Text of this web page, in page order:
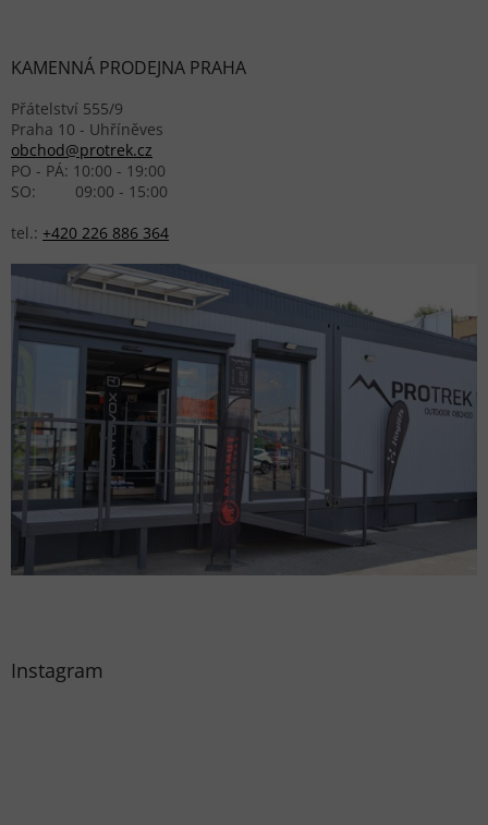
KAMENNÁ PRODEJNA PRAHA
Přátelství 555/9
Praha 10 - Uhříněves
obchod@protrek.cz
PO - PÁ: 10:00 - 19:00
SO: 09:00 - 15:00
tel.: +420 226 886 364
Instagram